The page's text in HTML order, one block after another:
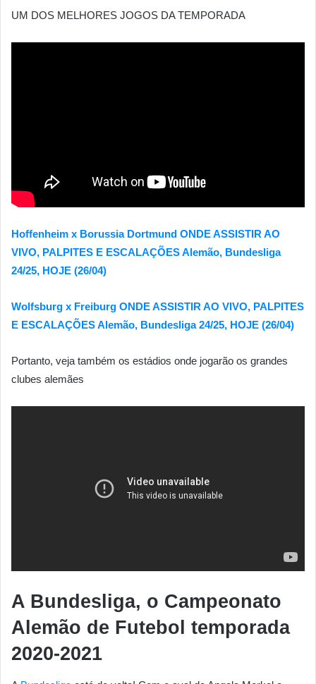
UM DOS MELHORES JOGOS DA TEMPORADA
Hoffenheim x Borussia Dortmund ONDE ASSISTIR AO
VIVO, PALPITES E ESCALAÇÕES Alemão, Bundesliga
24/25, HOJE (26/04)
Wolfsburg x Freiburg ONDE ASSISTIR AO VIVO, PALPITES
E ESCALAÇÕES Alemão, Bundesliga 24/25, HOJE (26/04)
Portanto, veja também os estádios onde jogarão os grandes
clubes alemães
A Bundesliga, o Campeonato
Alemão de Futebol temporada
2020-2021